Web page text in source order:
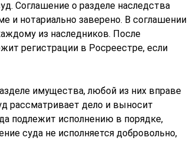
Соглашение о разделе наследства
и нотариально заверено. В соглашении
из наследников. После
регистрации в Росреестре, если
имущества, любой из них вправе
рассматривает дело и выносит
подлежит исполнению в порядке,
суда не исполняется добровольно,